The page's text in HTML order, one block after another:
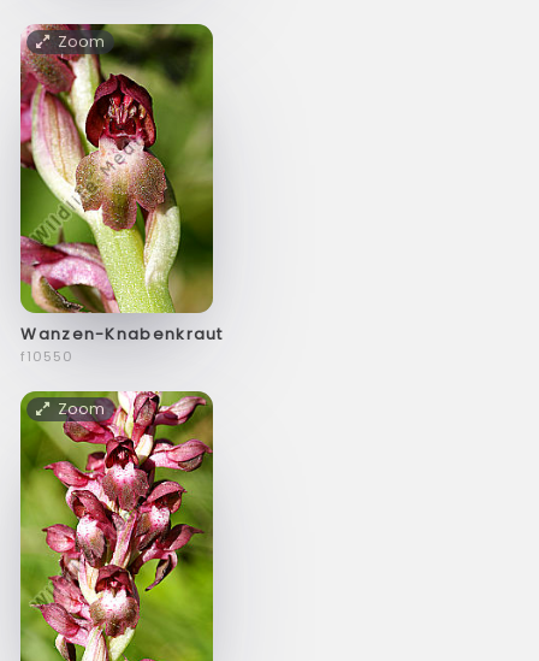
Zoom
Wanzen-Knabenkraut
f10550
Zoom